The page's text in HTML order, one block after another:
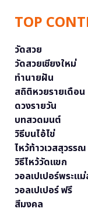
TOP
วัดสวย
วัดสวยเชียงใหม่
ทำนายฝัน
สถิติหวยรายเดือน
ดวงรายวัน
บทสวดมนต์
วิธีบนไอ้ไข่
ไหว้ท้าวเวสสุวรรณ
วิธีไหว้วัดแขก
วอลเปเปอร์พระแ
วอลเปเปอร์ ฟรี
สีมงคล